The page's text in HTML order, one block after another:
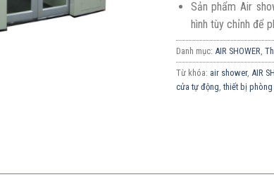
Sản phẩm Air
hình tùy chỉnh để
Danh mục: AIR SHOWER,
Từ khóa: air shower, AIR
cửa tự động,thiết bị phòng